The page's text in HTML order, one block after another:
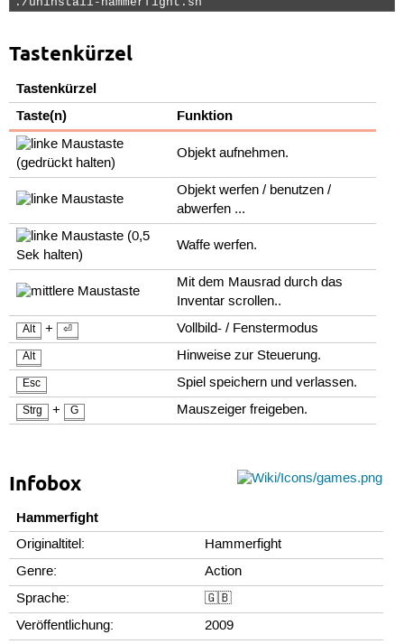
Tastenkürzel
Tastenkürzel
Taste(n)
Funktion
(gedrückt halten)
Objekt aufnehmen.
Objekt werfen / benutzen /
abwerfen ...
(0,5
Sek halten)
Waffe werfen.
Mit dem Mausrad durch das
Inventar scrollen..
Alt + ⏎ Vollbild- / Fenstermodus
Alt Hinweise zur Steuerung.
Esc Spiel speichern und verlassen.
Strg + G Mauszeiger freigeben.
Infobox
Hammerfight
Originaltitel:
Hammerfight
Genre:
Action
Sprache:
🇬🇧
Veröffentlichung:
2009